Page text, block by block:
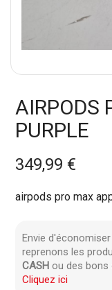
AIRPODS
PURPLE
349,99 €
airpods pro max
Envie
reprenons les
CASH ou des bons
Cliquez ici